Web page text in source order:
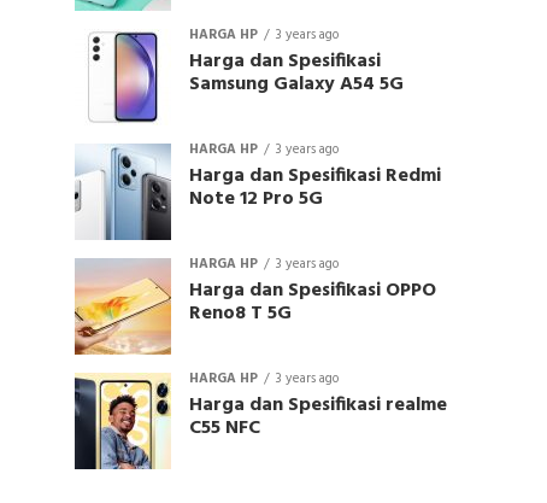
HARGA HP 3 years ago
Harga dan Spesifikasi
Samsung Galaxy A54 5G
HARGA HP 3 years ago
Harga dan Spesifikasi Redmi
Note 12 Pro 5G
HARGA HP 3 years ago
Harga dan Spesifikasi OPPO
Reno8 T 5G
HARGA HP 3 years ago
Harga dan Spesifikasi realme
C55 NFC